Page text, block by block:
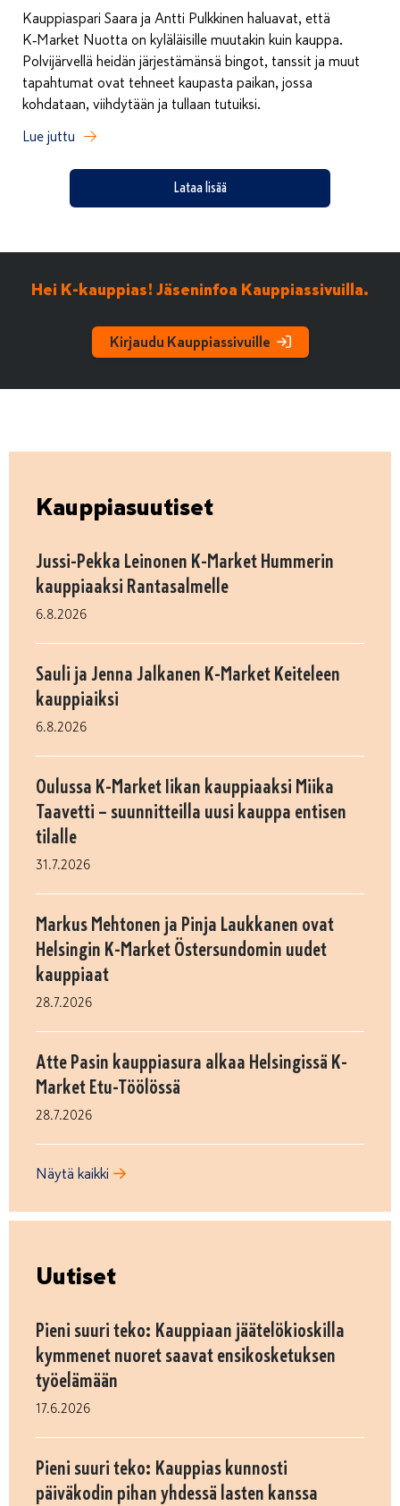
Kauppiaspari Saara ja Antti Pulkkinen haluavat, että
K‑Market Nuotta on kyläläisille muutakin kuin kauppa.
Polvijärvellä heidän järjestämänsä bingot, tanssit ja muut
tapahtumat ovat tehneet kaupasta paikan, jossa
kohdataan, viihdytään ja tullaan tutuiksi.
Lue juttu
Lataa lisää
Hei K-kauppias! Jäseninfoa Kauppiassivuilla.
Kirjaudu Kauppiassivuille
Kauppiasuutiset
Jussi-Pekka Leinonen K-Market Hummerin
kauppiaaksi Rantasalmelle
6.8.2026
Sauli ja Jenna Jalkanen K-Market Keiteleen
kauppiaiksi
6.8.2026
Oulussa K-Market Iikan kauppiaaksi Miika
Taavetti – suunnitteilla uusi kauppa entisen
tilalle
31.7.2026
Markus Mehtonen ja Pinja Laukkanen ovat
Helsingin K-Market Östersundomin uudet
kauppiaat
28.7.2026
Atte Pasin kauppiasura alkaa Helsingissä K-
Market Etu-Töölössä
28.7.2026
Näytä kaikki
Uutiset
Pieni suuri teko: Kauppiaan jäätelökioskilla
kymmenet nuoret saavat ensikosketuksen
työelämään
17.6.2026
Pieni suuri teko: Kauppias kunnosti
päiväkodin pihan yhdessä lasten kanssa